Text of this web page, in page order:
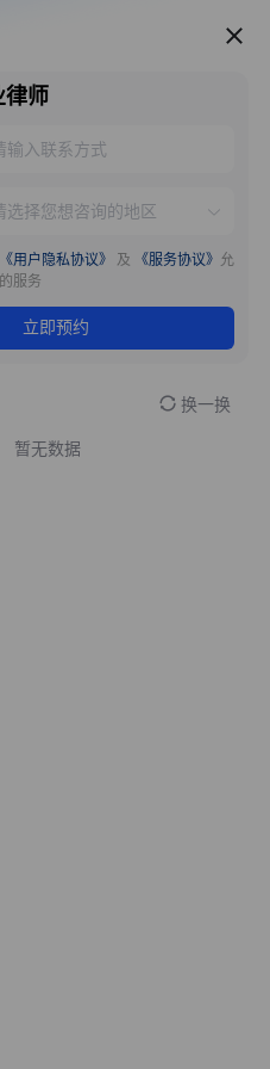
服务推荐
律师
《用户隐私协议》 及 《服务协议》 允
服务
立即预约
换一换
暂无数据